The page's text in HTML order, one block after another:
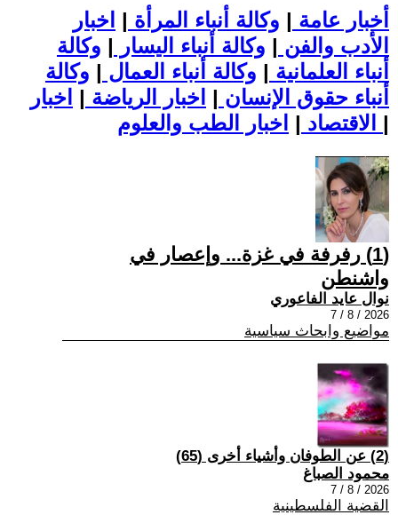
أخبار عامة | وكالة أنباء المرأة | اخبار
الأدب والفن | وكالة أنباء اليسار | وكالة
أنباء العلمانية | وكالة أنباء العمال | وكالة
أنباء حقوق الإنسان | اخبار الرياضة | اخبار
الاقتصاد | |
(1) رفرفة في غزة... وإعصار في
واشنطن
نوال عايد الفاعوري
2026 / 8 / 7
مواضيع وابحاث سياسية
(2) عن الطوفان وأشياء أخرى (65)
محمود الصباغ
2026 / 8 / 7
القضية الفلسطينية